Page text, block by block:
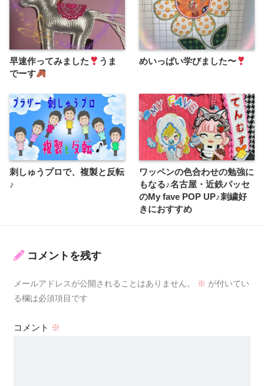
早速作ってみました
うま
でーす
めいっぱい学びました〜
刺しゅうプロで、複製と反転
♪
ワッペンの色合わせの勉強に
もなる♪名古屋・近鉄パッセ
のMy fave POP UP♪刺繍好
きにおすすめ
コメントを残す
メールアドレスが公開されることはありません。 ※ が付いてい
る欄は必須項目です
コメント ※